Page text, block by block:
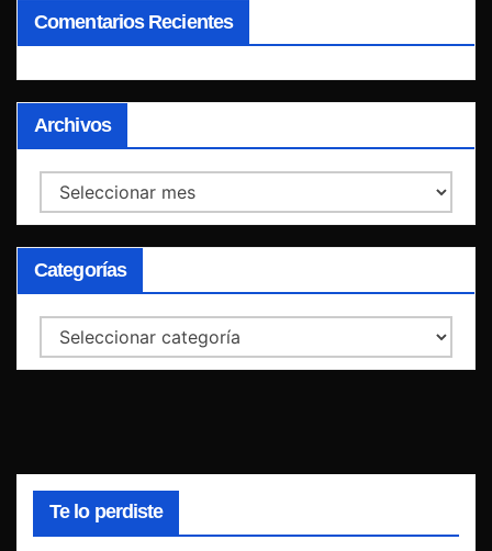
Comentarios Recientes
Archivos
Archivos
Categorías
Categorías
Te lo perdiste